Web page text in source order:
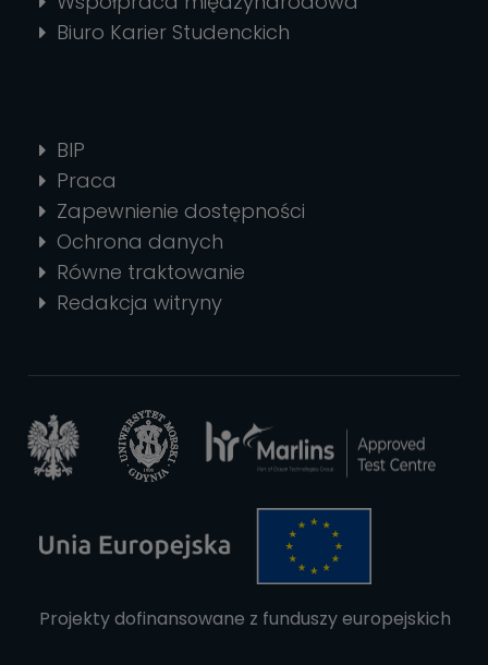
Biuro Karier Studenckich
BIP
Praca
Zapewnienie dostępności
Ochrona danych
Równe traktowanie
Redakcja witryny
Projekty dofinansowane z funduszy europejskich